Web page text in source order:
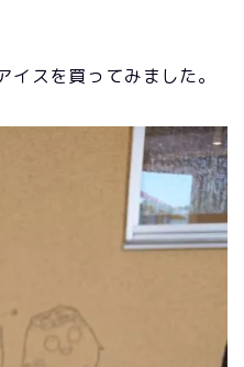
スを買ってみました。